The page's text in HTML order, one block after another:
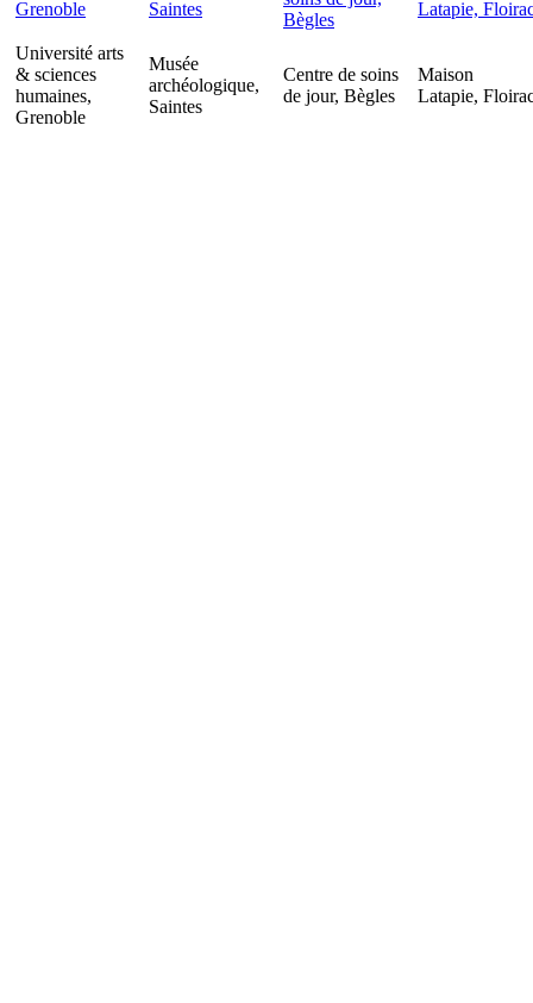
Université arts
& sciences
humaines,
Grenoble
Musée
archéologique,
Saintes
Centre de soins
de jour, Bègles
Maison
Latapie,